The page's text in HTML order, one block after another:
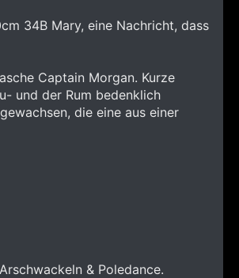
34B Mary, eine Nachricht, dass
Captain Morgan. Kurze
und der Rum bedenklich
die eine aus einer
& Poledance.